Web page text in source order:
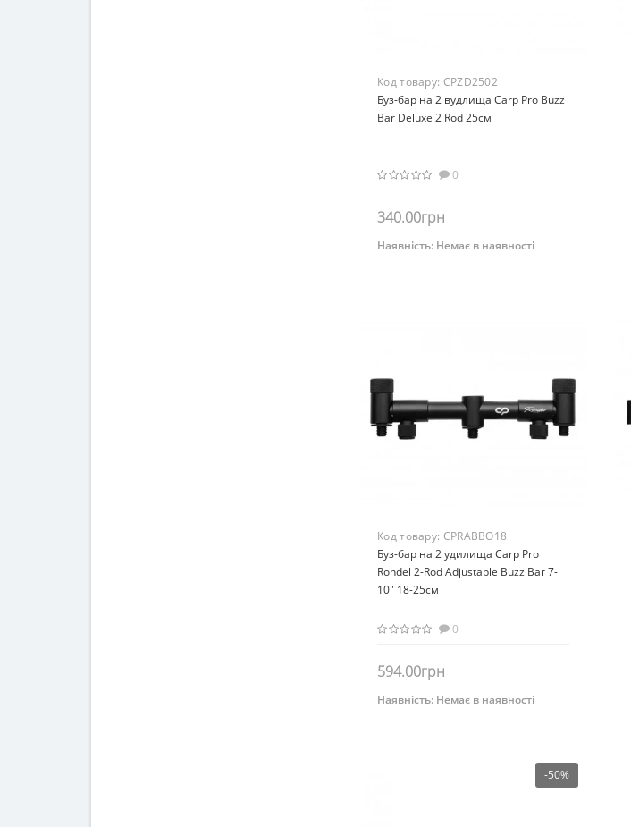
Код товару: CPZD2502
Буз-бар на 2 вудлища Carp Pro Buzz
Bar Deluxe 2 Rod 25см
0
340.00грн
Немає на складі
Наявність: Немає в наявності
Код товару: CPRABBO18
Буз-бар на 2 удилища Carp Pro
Rondel 2-Rod Adjustable Buzz Bar 7-
10" 18-25см
0
594.00грн
Немає на складі
Наявність: Немає в наявності
-50%